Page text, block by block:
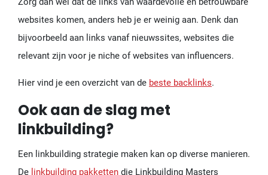
websites komen, anders heb je er weinig aan. Denk dan
bijvoorbeeld aan links vanaf nieuwssites, websites die
relevant zijn voor je niche of websites van influencers.
Hier vind je een overzicht van de beste backlinks.
Ook aan de slag met
linkbuilding?
Een linkbuilding strategie maken kan op diverse manieren.
De linkbuilding pakketten die Linkbuilding Masters